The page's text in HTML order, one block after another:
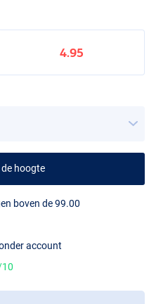
4.95
hoogte
boven de 99.00
account